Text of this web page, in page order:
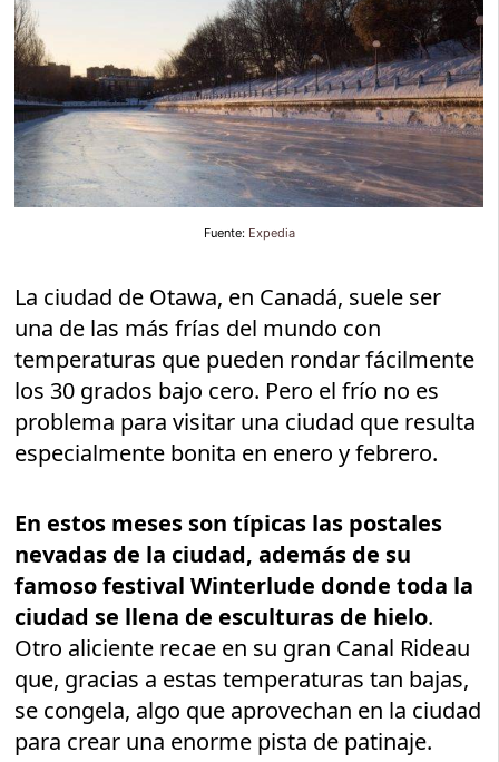
Fuente: Expedia
La ciudad de Otawa, en Canadá, suele ser
una de las más frías del mundo con
temperaturas que pueden rondar fácilmente
los 30 grados bajo cero. Pero el frío no es
problema para visitar una ciudad que resulta
especialmente bonita en enero y febrero.
En estos meses son típicas las postales
nevadas de la ciudad, además de su
famoso festival Winterlude donde toda la
ciudad se llena de esculturas de hielo.
Otro aliciente recae en su gran Canal Rideau
que, gracias a estas temperaturas tan bajas,
se congela, algo que aprovechan en la ciudad
para crear una enorme pista de patinaje.